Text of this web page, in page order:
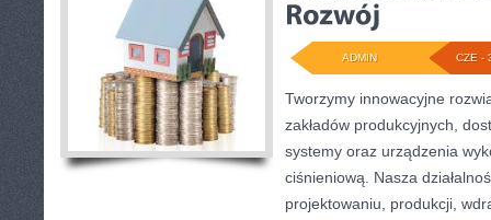
CZE -
ADMIN
Tworzymy innowacyjne
zakładów produkcyjnych,
systemy oraz urządzenia
ciśnieniową. Nasza
projektowaniu, produkcji,